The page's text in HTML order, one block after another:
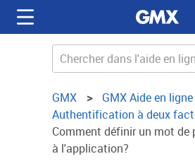
GMX
GMX Aide en ligne
Authentification à deux
Comment définir un mot de
à l'application?